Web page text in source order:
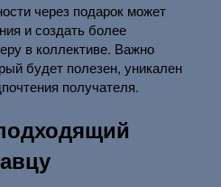
через подарок может
и создать более
в коллективе. Важно
будет полезен, уникален
получателя.